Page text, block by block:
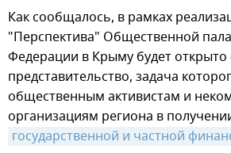
Как сообщалось, в рамках
"Перспектива" Общественной
Федерации в Крыму будет
представительство, задача
общественным активистам и
организациям региона в
государственной и частной